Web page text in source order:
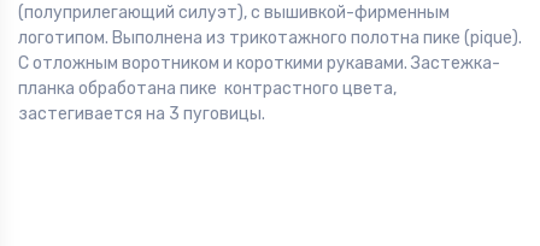
(полуприлегающий силуэт), с вышивкой-фирменным
логотипом. Выполнена из трикотажного полотна пике (pique).
С отложным воротником и короткими рукавами. Застежка-
планка обработана пике контрастного цвета,
застегивается на 3 пуговицы.